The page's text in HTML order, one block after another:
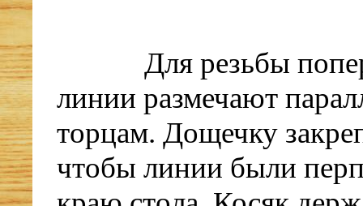
Для резьбы
линии размечают
торцам. Дощечку
чтобы линии были